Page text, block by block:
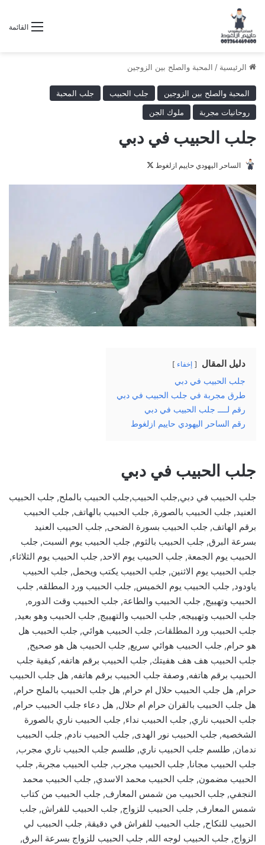
القائمة
الرئيسية / المحبة والصلح بين الزوجين
المحبة والصلح بين الزوجين جلب الحبيب
جلب المحبة
روحانيات مجربة
ملوك الجن
جلب الحبيب في دبي
الساحر اليهودي حاييم ازلغوط
دليل المقال إخفاء
جلب الحبيب في دبي
طرق مجربة في جلب الحبيب في دبي
رقم لــــ جلب الحبيب في دبي
رقم الساحر اليهودي حاييم ازلغوط
جلب الحبيب في دبي
جلب الحبيب في دبي,جلب الحبيب,جلب الحبيب بالملح, جلب الحبيب
العنيد, جلب الحبيب بالصورة, جلب الحبيب بالهاتف, جلب الحبيب
برقم الهاتف, جلب الحبيب بسورة الضحى, جلب الحبيب العنيد
بسرعة البرق, جلب الحبيب بالثوم, جلب الحبيب يوم السبت, جلب
الحبيب يوم الجمعة, جلب الحبيب يوم الاحد, جلب الحبيب يوم الثلاثاء,
جلب الحبيب يوم الاثنين, جلب الحبيب يكتب ويحمل, جلب الحبيب
ياودود, جلب الحبيب يوم الخميس, جلب الحبيب ورد المطلقه, جلب
الحبيب وتهييج, جلب الحبيب والطاعة, جلب الحبيب وقت الدوره,
جلب الحبيب وتهييجه, جلب الحبيب والتهييج, جلب الحبيب وهو بعيد,
جلب الحبيب ورد المطلقات, جلب الحبيب هوائي, جلب الحبيب هل
هو حرام, جلب الحبيب هوائي سريع, جلب الحبيب هل هو صحيح,
جلب الحبيب هف هف هفيتك, جلب الحبيب برقم هاتفه, كيفية جلب
الحبيب برقم هاتفه, وصفة جلب الحبيب برقم هاتفه, هل جلب الحبيب
حرام, هل جلب الحبيب حلال ام حرام, هل جلب الحبيب بالملح حرام,
هل جلب الحبيب بالقران حرام ام حلال, هل دعاء جلب الحبيب حرام,
جلب الحبيب ناري, جلب الحبيب نداء, جلب الحبيب ناري بالصورة
الشخصيه, جلب الحبيب نور الهدى, جلب الحبيب نادم, جلب الحبيب
ندمان, طلسم جلب الحبيب ناري, طلسم جلب الحبيب ناري مجرب,
جلب الحبيب مجانا, جلب الحبيب مجرب, جلب الحبيب مجربة, جلب
الحبيب مضمون, جلب الحبيب محمد الاسدي, جلب الحبيب محمد
النجفي, جلب الحبيب من شمس المعارف, جلب الحبيب من كتاب
شمس المعارف, جلب الحبيب للزواج, جلب الحبيب للفراش, جلب
الحبيب للنكاح, جلب الحبيب للفراش في دقيقة, جلب الحبيب لي
الزواج, جلب الحبيب لوجه الله, جلب الحبيب للزواج بسرعة البرق,